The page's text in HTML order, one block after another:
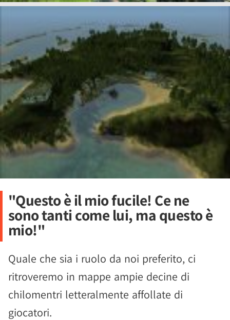
"Questo è il mio fucile! Ce ne
sono tanti come lui, ma questo è
mio!"
Quale che sia i ruolo da noi preferito, ci
ritroveremo in mappe ampie decine di
chilomentri letteralmente affollate di
giocatori.